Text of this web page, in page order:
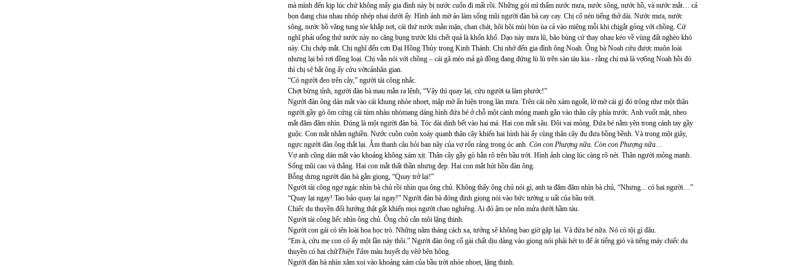
mà mình đến kịp lúc chứ không mấy gia đình này bị nước cuốn đi mất rồi. Những gói mì thấm nước mưa, nước sông, nước hồ, và nước mắt… cả
bọn đang chia nhau nhóp nhép nhai dưới ấy. Hình ảnh mờ ảo làm sống mũi người đàn bà cay cay. Chị cố nén tiếng thở dài. Nước mưa, nước
sông, nước hồ văng tung tóe khắp nơi, cái thứ nước mằn mặn, chan chát, hôi hôi mùi bùn ùa cả vào miệng mỗi khi chịgắt gỏng với chồng. Cứ
nghĩ phải uống thứ nước này no căng bụng trước khi chết quả là khốn khổ. Dạo này mưa lũ, bão bùng cứ thay nhau kéo về vùng đất nghèo khó
này. Chị chớp mắt. Chị nghĩ đến cơn Đại Hồng Thủy trong Kinh Thánh. Chị nhớ đến gia đình ông Noah. Ông bà Noah cứu được muôn loài
nhưng lại bỏ rơi đồng loại. Chị vẫn nói với chồng – cái gã mèo mả gà đồng đang đứng lù lù trên sàn tàu kia - rằng chị mà là vợông Noah hồi đó
thì chị sẽ bắt ông ấy cứu vớtcảnhân gian.
“Có người đeo trên cây,” người tài công nhắc.
Chợt bừng tỉnh, người đàn bà mau mắn ra lệnh, “Vậy thì quay lại, cứu người ta làm phước!”
Người đàn ông dán mắt vào cái khung nhòe nhoẹt, mập mờ ẩn hiện trong làn mưa. Trên cái nền xám ngoắt, lờ mờ cái gì đó trông như một thân
người gầy gò ôm cứng cái túm nhàu nhòmang dáng hình đứa bé ở chỗ một cành mỏng manh gắn vào thân cây phía trước. Anh vuốt mặt, nheo
mắt đăm đăm nhìn. Đúng là một người đàn bà. Tóc dài dính bết vào hai má. Hai con mắt sâu. Đôi vai mỏng. Đứa bé nằm yên trong cánh tay gầy
guộc. Con mắt nhắm nghiền. Nước cuồn cuộn xoáy quanh thân cây khiến hai hình hài ấy cùng thân cây đu đưa bồng bềnh. Và trong một giây,
ngực người đàn ông thắt lại. Âm thanh câu hỏi ban nãy của vợ rổn rảng trong óc anh. Còn con Phượng nữa. Còn con Phượng nữa…
Vợ anh cũng dán mắt vào khoảng không xám xịt. Thân cây gầy gò hằn rõ trên bầu trời. Hình ảnh càng lúc càng rõ nét. Thân người mỏng manh.
Sống mũi cao và thẳng. Hai con mắt thất thần nhưng đẹp. Hai con mắt hút hồn đàn ông.
Bỗng dưng người đàn bà gằn giọng, “Quay trở lại!”
Người tài công ngơ ngác nhìn bà chủ rồi nhìn qua ông chủ. Không thấy ông chủ nói gì, anh ta đăm đăm nhìn bà chủ, “Nhưng... có hai người…”
“Quay lại ngay! Tao bảo quay lại ngay!” Người đàn bà đóng đinh giọng nói vào bức tường u uất của bầu trời.
Chiếc du thuyền đổi hướng thật gắt khiến mọi người chao nghiêng. Ai đó ậm ọe nôn mửa dưới hầm tàu.
Người tài công liếc nhìn ông chủ. Ông chủ cắn môi lặng thinh.
Người con gái có tên loài hoa học trò. Những năm tháng cách xa, tưởng sẽ không bao giờ gặp lại. Và đứa bé nữa. Nó có tội gì đâu.
“Em à, cứu mẹ con cô ấy một lần này thôi.” Người đàn ông cố gài chất dịu dàng vào giọng nói phải hét to để át tiếng gió và tiếng máy chiếc du
thuyền có hai chữThiện Tâm màu huyết dụ vẽở bên hông.
Người đàn bà nhìn xăm xoi vào khoảng xám của bầu trời nhòe nhoẹt, lặng thinh.